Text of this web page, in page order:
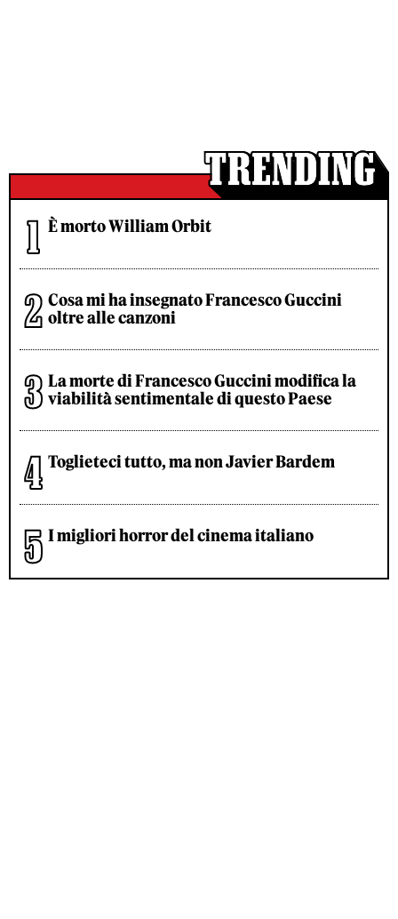
È morto William Orbit
Cosa mi ha insegnato Francesco Guccini
oltre alle canzoni
La morte di Francesco Guccini modifica la
viabilità sentimentale di questo Paese
Toglieteci tutto, ma non Javier Bardem
I migliori horror del cinema italiano